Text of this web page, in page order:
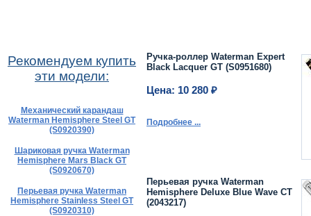
Рекомендуем купить
эти модели:
Механический карандаш
Waterman Hemisphere Steel GT
(S0920390)
Шариковая ручка Waterman
Hemisphere Mars Black GT
(S0920670)
Перьевая ручка Waterman
Hemisphere Stainless Steel GT
(S0920310)
Ручка-роллер Waterman Expert
Black Lacquer GT (S0951680)
Цена: 10 280 ₽
Подробнее ...
Перьевая ручка Waterman
Hemisphere Deluxe Blue Wave CT
(2043217)